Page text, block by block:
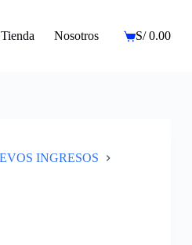
Tienda Nosotros
Carro
S/0.00
INGRESOS